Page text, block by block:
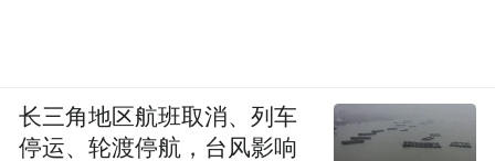
长三角地区航班取消、列车
停运、轮渡停航，台风影响